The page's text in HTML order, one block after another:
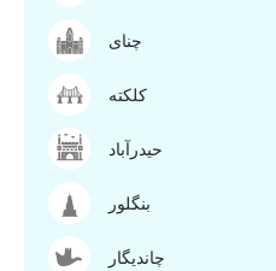
چنای
کلکته
حیدرآباد
بنگلور
چاندیگار